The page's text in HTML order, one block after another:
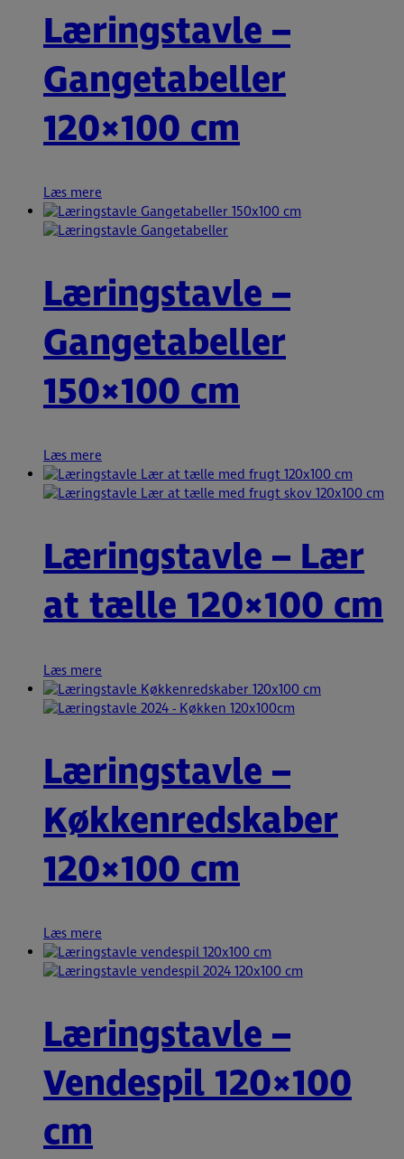
Læringstavle –
Gangetabeller
120×100 cm
Læs mere
Læringstavle –
Gangetabeller
150×100 cm
Læs mere
Læringstavle – Lær
at tælle 120×100 cm
Læs mere
Læringstavle –
Køkkenredskaber
120×100 cm
Læs mere
Læringstavle –
Vendespil 120×100
cm